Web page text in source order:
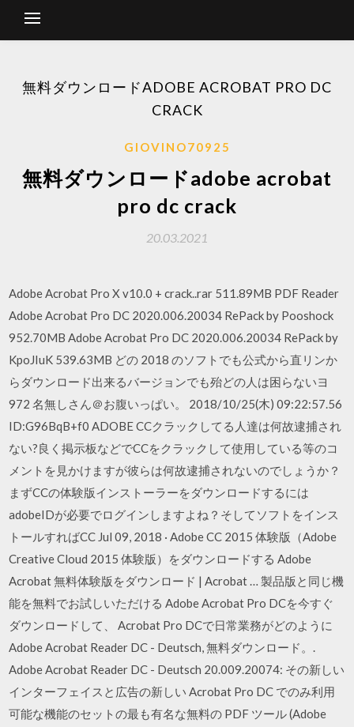
無料ダウンロードADOBE ACROBAT PRO DC
CRACK
GIOVINO70925
無料ダウンロードadobe acrobat
pro dc crack
20.03.2021
Adobe Acrobat Pro X v10.0 + crack..rar 511.89MB PDF Reader
Adobe Acrobat Pro DC 2020.006.20034 RePack by Pooshock
952.70MB Adobe Acrobat Pro DC 2020.006.20034 RePack by
KpoJIuK 539.63MB どの 2018 のソフトでも公式から直リンか
らダウンロード出来るバージョンでも殆どの人は困らないヨ
972 名無しさん＠お腹いっぱい。 2018/10/25(木) 09:22:57.56
ID:G96BqB+f0 ADOBE CCクラックしてる人達は何故逮捕され
ない?良く掲示板などでCCをクラックして使用している等のコ
メントを見かけますが彼らは何故逮捕されないのでしょうか？
まずCCの体験版インストーラーをダウンロードするには
adobeIDが必要でログインしますよね？そしてソフトをインス
トールすればCC Jul 09, 2018 · Adobe CC 2015 体験版（Adobe
Creative Cloud 2015 体験版）をダウンロードする Adobe
Acrobat 無料体験版をダウンロード | Acrobat … 製品版と同じ機
能を無料でお試しいただける Adobe Acrobat Pro DCを今すぐ
ダウンロードして、 Acrobat Pro DCで日常業務がどのように
Adobe Acrobat Reader DC - Deutsch, 無料ダウンロード。.
Adobe Acrobat Reader DC - Deutsch 20.009.20074: その新しい
インターフェイスと広告の新しい Acrobat Pro DC でのみ利用
可能な機能のセットの最も有名な無料の PDF ツール (Adobe